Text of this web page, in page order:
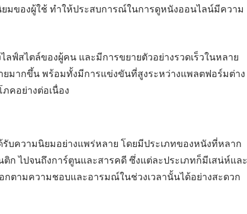
มของผู้ใช้ ทำให้ประสบการณ์ในการดูหนังออนไลน์มีความ
ฟ์สไตล์ของผู้คน และมีการขยายตัวอย่างรวดเร็วในหลาย
มากขึ้น พร้อมทั้งมีการแข่งขันที่สูงระหว่างแพลตฟอร์มต่าง
คอย่างต่อเนื่อง
บความนิยมอย่างแพร่หลาย โดยมีประเภทของหนังที่หลาก
ไปจนถึงการ์ตูนและสารคดี ซึ่งแต่ละประเภทก็มีเสน่ห์และ
ตามความชอบและอารมณ์ในช่วงเวลานั้นได้อย่างสะดวก